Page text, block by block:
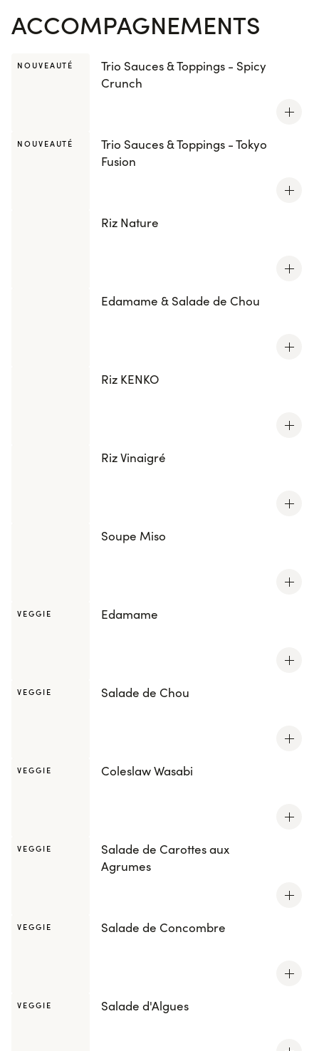
ACCOMPAGNEMENTS
NOUVEAUTÉ
Trio Sauces & Toppings - Spicy
Crunch
NOUVEAUTÉ
Trio Sauces & Toppings - Tokyo
Fusion
Riz Nature
Edamame & Salade de Chou
Riz KENKO
Riz Vinaigré
Soupe Miso
VEGGIE Edamame
VEGGIE Salade de Chou
VEGGIE Coleslaw Wasabi
VEGGIE
Salade de Carottes aux
Agrumes
VEGGIE Salade de Concombre
VEGGIE Salade d'Algues